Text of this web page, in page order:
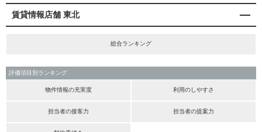
賃貸情報店舗 東北
総合ランキング
評価項目別ランキング
物件情報の充実度 利用のしやすさ
担当者の接客力 担当者の提案力